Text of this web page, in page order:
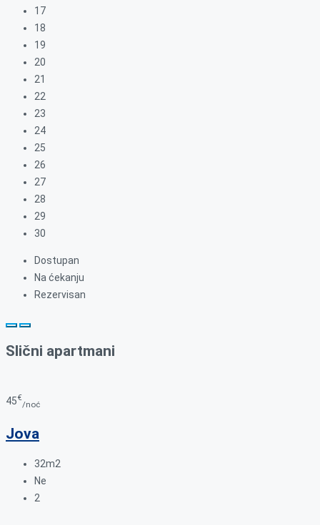
17
18
19
20
21
22
23
24
25
26
27
28
29
30
Dostupan
Na ćekanju
Rezervisan
Slični apartmani
45€
/noć
Jova
32m2
Ne
2